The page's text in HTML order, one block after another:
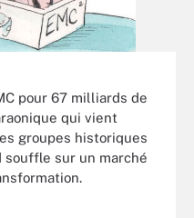
pour 67 milliards de
qui vient
groupes historiques
souffle sur un marché